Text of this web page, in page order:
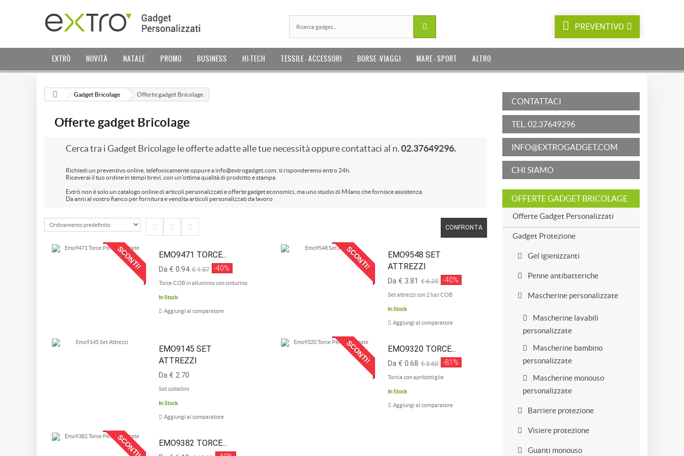
PREVENTIVO
EXTRÒ NOVITÀ NATALE PROMO BUSINESS HI-TECH TESSILE - ACCESSORI BORSE -VIAGGI MARE - SPORT ALTRO
Gadget Bricolage Offerte gadget Bricolage
Offerte gadget Bricolage
Cerca tra i Gadget Bricolage le offerte adatte alle tue necessità oppure contattaci al n.02.37649296.
Richiedi un preventivo online, telefonicamente oppure a info@extrogadget.com, ti risponderemo entro 24h.
Riceverai il tuo ordine in tempi brevi, con un'ottima qualità di prodotto e stampa.
Extrò non è solo un catalogo online di articoli personalizzati e offerte gadget economici, ma uno studio di Milano che fornisce assistenza.
Da anni al vostro fianco per fornitura e vendita articoli personalizzati da lavoro
CONFRONTA
SCONTI! EMO9471 TORCE...
Da € 0.94 € 1.57 -40%
Torce COB in alluminio con cinturino
In Stock
Aggiungi al comparatore
SCONTI!
EMO9548 SET
ATTREZZI
Da € 3.81 € 6.35 -40%
Set attrezzi con 2 luci COB
In Stock
Aggiungi al comparatore
EMO9145 SET
ATTREZZI
Da € 2.70
Set coltellini
In Stock
Aggiungi al comparatore
SCONTI! EMO9320 TORCE...
Da € 0.68 € 3.60 -81%
Torcia con apribottiglie
In Stock
Aggiungi al comparatore
SCONTI! EMO9382 TORCE...
CONTATTACI
TEL. 02.37649296
INFO@EXTROGADGET.COM
CHI SIAMO
OFFERTE GADGET BRICOLAGE
Offerte Gadget Personalizzati
Gadget Protezione
Gel igienizzanti
Penne antibatteriche
Mascherine personalizzate
Mascherine lavabili
personalizzate
Mascherine bambino
personalizzate
Mascherine monouso
personalizzate
Barriere protezione
Visiere protezione
Guanti monouso